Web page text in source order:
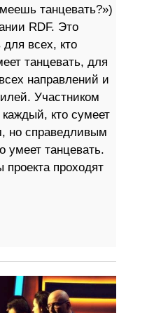
танцевать?»)
RDF. Это
для всех, кто
танцевать, для
направлений и
Участником
кто сумеет
но справедливым
умеет танцевать.
проходят